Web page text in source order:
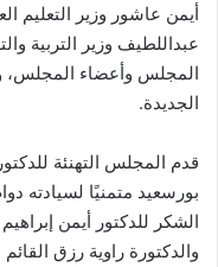
أيمن عاشور وزير التعليم
عبداللطيف وزير التربية
المجلس وأعضاء المجلس،
الجديدة.
قدم المجلس التهنئة
بورسعيد متمنيًا لسيادته
الشكر للدكتور أيمن
والدكتورة راوية رزق